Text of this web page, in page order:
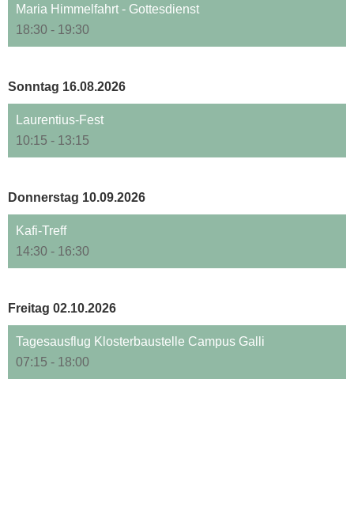
Maria Himmelfahrt - Gottesdienst
18:30 - 19:30
Sonntag 16.08.2026
Laurentius-Fest
10:15 - 13:15
Donnerstag 10.09.2026
Kafi-Treff
14:30 - 16:30
Freitag 02.10.2026
Tagesausflug Klosterbaustelle Campus Galli
07:15 - 18:00